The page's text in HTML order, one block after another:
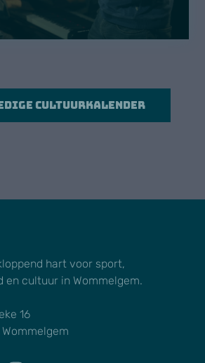
cultuurkalender
hart voor sport,
en cultuur in Wommelgem.
16
Wommelgem